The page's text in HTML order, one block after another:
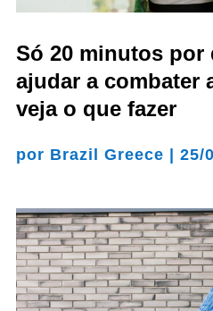
Só 20 minutos por
ajudar a combater
veja o que fazer
por Brazil Greece 25/